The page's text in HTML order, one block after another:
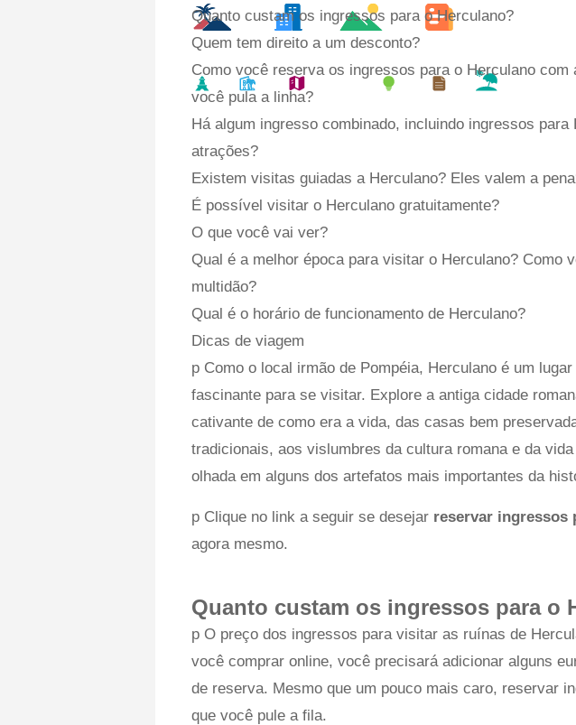
Quanto custam os ingressos para o Herculano?
Quem tem direito a um desconto?
Como você reserva os ingressos para o Herculano com
você pula a linha?
Há algum ingresso combinado, incluindo ingressos para
atrações?
Existem visitas guiadas a Herculano? Eles valem a
É possível visitar o Herculano gratuitamente?
O que você vai ver?
Qual é a melhor época para visitar o Herculano? Como
multidão?
Qual é o horário de funcionamento de Herculano?
Dicas de viagem
p Como o local irmão de Pompéia, Herculano é um
fascinante para se visitar. Explore a antiga cidade
cativante de como era a vida, das casas bem
tradicionais, aos vislumbres da cultura romana e da
olhada em alguns dos artefatos mais importantes da
p Clique no link a seguir se desejar reservar ingressos
agora mesmo.
Quanto custam os ingressos para o
p O preço dos ingressos para visitar as ruínas de
você comprar online, você precisará adicionar alguns
de reserva. Mesmo que um pouco mais caro, reservar
que você pule a fila.